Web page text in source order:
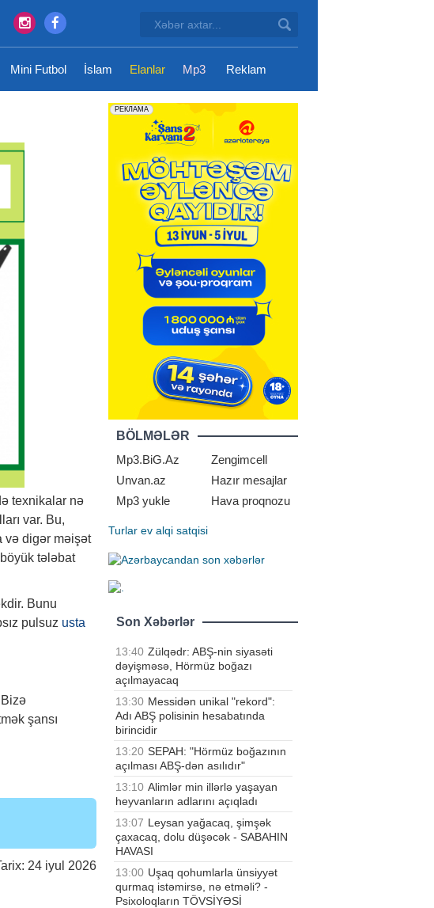
Mini Futbol İslam Elanlar Mp3 Reklam
texnikalar nə
var. Bu,
və digər məişət
tələbat
Bunu
pulsuz usta
şansı
24 iyul 2026
BÖLMƏLƏR
Mp3.BiG.Az
Zengimcell
Unvan.az
Hazır mesajlar
Mp3 yukle
Hava proqnozu
Turlar ev alqi satqisi
Son Xəbərlər
13:40 Zülqədr: ABŞ-nin siyasəti
dəyişməsə, Hörmüz boğazı
açılmayacaq
13:30 Messidən unikal "rekord":
Adı ABŞ polisinin hesabatında
birincidir
13:20 SEPAH: "Hörmüz boğazının
açılması ABŞ-dən asılıdır"
13:10 Alimlər min illərlə yaşayan
heyvanların adlarını açıqladı
13:07 Leysan yağacaq, şimşək
çaxacaq, dolu düşəcək - SABAHIN
HAVASI
13:00 Uşaq qohumlarla ünsiyyət
qurmaq istəmirsə, nə etməli? -
Psixoloqların TÖVSİYƏSİ